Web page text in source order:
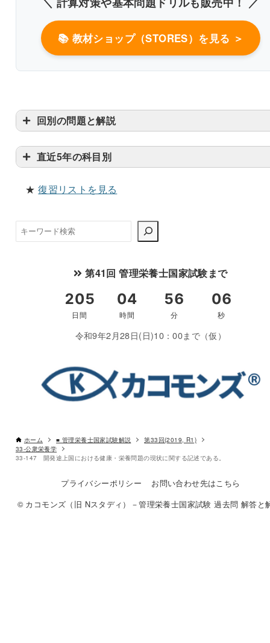
📚 教材ショップ（STORES）を見る ＞
回別の問題と解説
直近5年の科目別
★復習リストを見る
検
索
第41回 管理栄養士国家試験まで
令和9年2月28日(日)10：00まで（仮）
ホーム ■ 管理栄養士国家試験解説
第33回(2019, R1)
33-公衆栄養学
33-147 開発途上国における健康・栄養問題の現状に関する記述である。
プライバシーポリシー
お問い合わせ先はこちら
© カコモンズ（旧 Nスタディ）－管理栄養士国家試験 過去問 解答と